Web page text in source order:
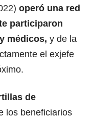
operó una red
participaron
médicos, y de la
el exjefe
de
los beneficiarios